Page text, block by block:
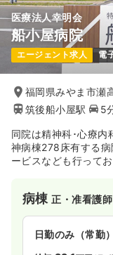
医療法人幸明会
船小屋病院
エージェント求人 電
福岡県みやま市瀬
筑後船小屋駅
5
同院は精神科･心療内
神病棟278床有する
ービスなども行って
病棟正・准看護師
日勤のみ（常勤）